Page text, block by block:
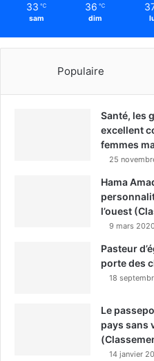
33 ℃
sam
36 ℃
dim
Populaire
Santé, les
excellent
femmes
25
Hama
l’ouest
9 mars
Pasteur
porte des
18
Le
pays sans
14 janvier